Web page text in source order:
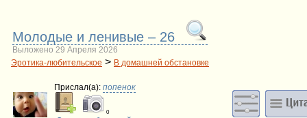
Молодые и ленивые – 26
Выложено 29 Апреля 2026
Эротика-любительское > В домашней обстановке
Прислал(a): попенок
0